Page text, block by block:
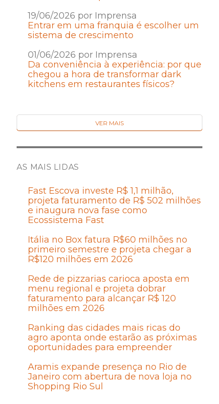
19/06/2026 por Imprensa
Entrar em uma franquia é escolher um
sistema de crescimento
01/06/2026 por Imprensa
Da conveniência à experiência: por que
chegou a hora de transformar dark
kitchens em restaurantes físicos?
VER MAIS
AS MAIS LIDAS
Fast Escova investe R$ 1,1 milhão,
projeta faturamento de R$ 502 milhões
e inaugura nova fase como
Ecossistema Fast
Itália no Box fatura R$60 milhões no
primeiro semestre e projeta chegar a
R$120 milhões em 2026
Rede de pizzarias carioca aposta em
menu regional e projeta dobrar
faturamento para alcançar R$ 120
milhões em 2026
Ranking das cidades mais ricas do
agro aponta onde estarão as próximas
oportunidades para empreender
Aramis expande presença no Rio de
Janeiro com abertura de nova loja no
Shopping Rio Sul